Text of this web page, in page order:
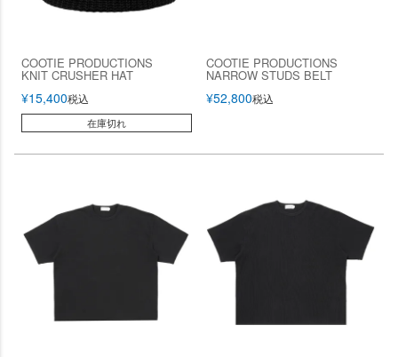
COOTIE PRODUCTIONS
KNIT CRUSHER HAT
¥15,400税込
在庫切れ
COOTIE PRODUCTIONS
NARROW STUDS BELT
¥52,800税込